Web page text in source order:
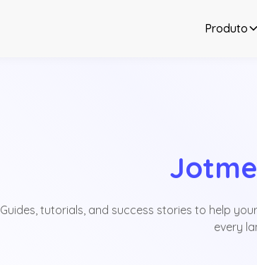
Produto
Guides, tutorials, and success stories to help
every